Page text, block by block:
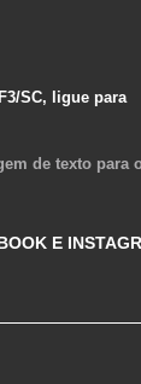
SC, ligue para
de texto para
E